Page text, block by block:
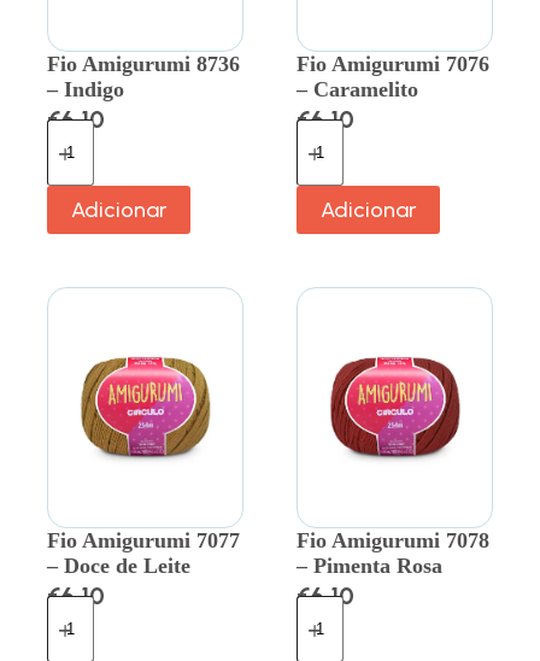
Fio Amigurumi 8736
– Indigo
€6.10
Adicionar
Fio Amigurumi 7076
– Caramelito
€6.10
Adicionar
Fio Amigurumi 7077
– Doce de Leite
€6.10
Fio Amigurumi 7078
– Pimenta Rosa
€6.10